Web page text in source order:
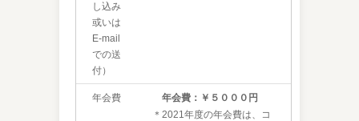
し込み
或いは
E-mail
での送
付）
年会費
年会費：￥５０００円
＊2021年度の年会費は、コ